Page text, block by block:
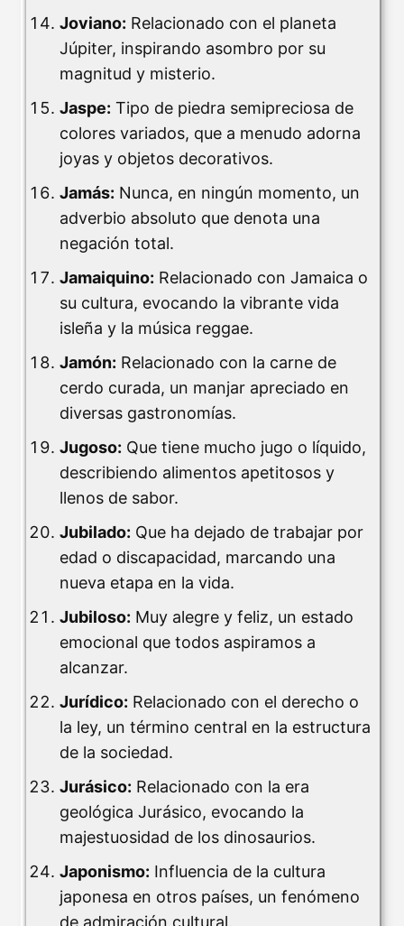
Joviano: Relacionado con el planeta
Júpiter, inspirando asombro por su
magnitud y misterio.
Jaspe: Tipo de piedra semipreciosa de
colores variados, que a menudo adorna
joyas y objetos decorativos.
Jamás: Nunca, en ningún momento, un
adverbio absoluto que denota una
negación total.
Jamaiquino: Relacionado con Jamaica o
su cultura, evocando la vibrante vida
isleña y la música reggae.
Jamón: Relacionado con la carne de
cerdo curada, un manjar apreciado en
diversas gastronomías.
Jugoso: Que tiene mucho jugo o líquido,
describiendo alimentos apetitosos y
llenos de sabor.
Jubilado: Que ha dejado de trabajar por
edad o discapacidad, marcando una
nueva etapa en la vida.
Jubiloso: Muy alegre y feliz, un estado
emocional que todos aspiramos a
alcanzar.
Jurídico: Relacionado con el derecho o
la ley, un término central en la estructura
de la sociedad.
Jurásico: Relacionado con la era
geológica Jurásico, evocando la
majestuosidad de los dinosaurios.
Japonismo: Influencia de la cultura
japonesa en otros países, un fenómeno